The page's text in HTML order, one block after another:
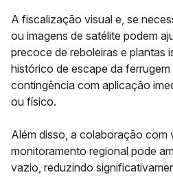
A fiscalização visual e, se
ou imagens de satélite podem
precoce de reboleiras e plantas
histórico de escape da
contingência com aplicação
ou físico.
Além disso, a colaboração com
monitoramento regional pode
vazio, reduzindo